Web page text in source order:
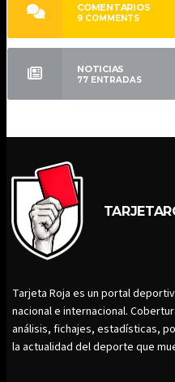
COMENTARIOS
9 COMMENTS
NOTICIAS
77 ENTRADAS
Tarjeta Roja es un portal
nacional e internacional.
análisis, fichajes, estadísticas,
la actualidad del deporte que